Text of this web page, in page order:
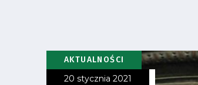
KontaktAKTUALNOŚCI
20 stycznia 2021